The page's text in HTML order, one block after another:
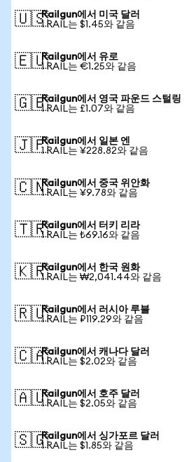
🇺🇸Railgun에서 미국 달러
1 RAIL는 $1.45와 같음
🇪🇺Railgun에서 유로
1 RAIL는 €1.25와 같음
🇬🇧Railgun에서 영국 파운드 스털링
1 RAIL는 £1.07와 같음
🇯🇵Railgun에서 일본 엔
1 RAIL는 ¥228.82와 같음
🇨🇳Railgun에서 중국 위안화
1 RAIL는 ¥9.78와 같음
🇹🇷Railgun에서 터키 리라
1 RAIL는 ₺69.16와 같음
🇰🇷Railgun에서 한국 원화
1 RAIL는 ₩2,041.44와 같음
🇷🇺Railgun에서 러시아 루블
1 RAIL는 ₽119.29와 같음
🇨🇦Railgun에서 캐나다 달러
1 RAIL는 $2.02와 같음
🇦🇺Railgun에서 호주 달러
1 RAIL는 $2.05와 같음
🇸🇬Railgun에서 싱가포르 달러
1 RAIL는 $1.85와 같음